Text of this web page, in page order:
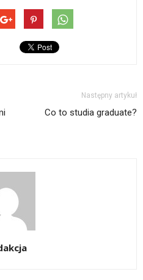
Następny artykuł
Co to studia graduate?